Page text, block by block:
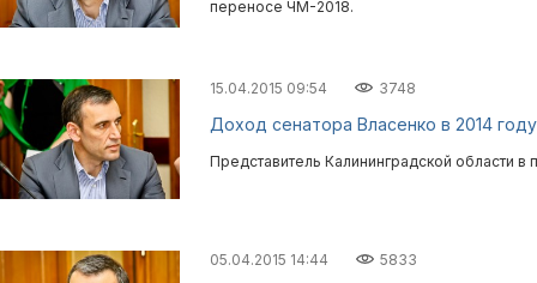
переносе ЧМ-2018.
15.04.2015 09:54 3748
Доход сенатора Власенко в 2014
Представитель Калининградской области
05.04.2015 14:44 5833